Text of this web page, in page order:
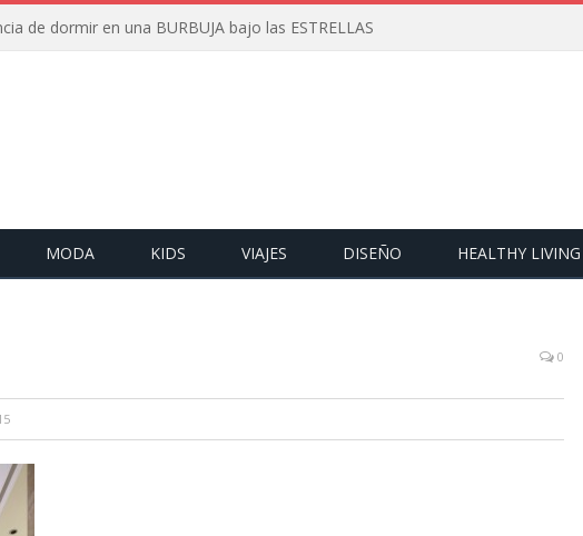
de dormir en una BURBUJA bajo las ESTRELLAS
MODA KIDS VIAJES DISEÑO HEALTHY LIVING
0